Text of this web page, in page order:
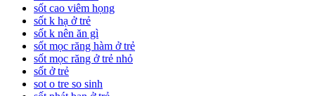
sốt cao viêm họng
sốt k hạ ở trẻ
sốt k nên ăn gì
sốt mọc răng hàm ở trẻ
sốt mọc răng ở trẻ nhỏ
sốt ở trẻ
sot o tre so sinh